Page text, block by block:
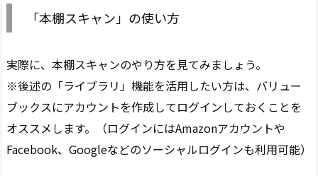
「本棚スキャン」の使い方
実際に、 本棚スキャンのやり方を見てみましょう。
※後述の「ライブラリ」機能を活用したい方は、バリュー
ブックスにアカウントを作成してログインしておくことを
オススメします。（ログインにはAmazonアカウントや
Facebook、Googleなどのソーシャルログインも利用可能）